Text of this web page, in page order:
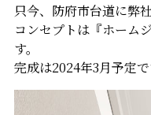
只今、防府市台道に弊
コンセプトは『ホーム
す。
完成は2024年3月予定で